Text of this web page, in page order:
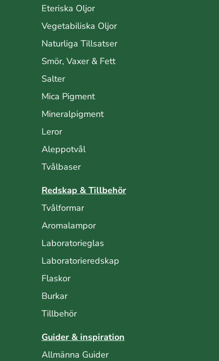
Eteriska Oljor
Vegetabiliska Oljor
Naturliga Tillsatser
Smör, Vaxer & Fett
Salter
Mica Pigment
Mineralpigment
Leror
Aleppotvål
Tvålbaser
Redskap & Tillbehör
Tvålformar
Aromalampor
Laboratorieglas
Laboratorieredskap
Flaskor
Burkar
Tillbehör
Guider & inspiration
Allmänna Guider